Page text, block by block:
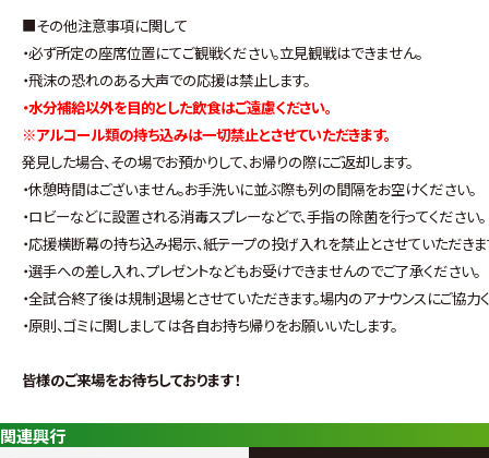
■その他注意事項に関して
・必ず所定の座席位置にてご観戦ください。立見観戦はできません。
・飛沫の恐れのある大声での応援は禁止します。
・水分補給以外を目的とした飲食はご遠慮ください。
※アルコール類の持ち込みは一切禁止とさせていただきます。
発見した場合、その場でお預かりして、お帰りの際にご返却します。
・休憩時間はございません。お手洗いに並ぶ際も列の間隔をお空けください。
・ロビーなどに設置される消毒スプレーなどで、手指の除菌を行ってください。
・応援横断幕の持ち込み掲示、紙テープの投げ入れを禁止とさせていただきま
・選手への差し入れ、プレゼントなどもお受けできませんのでご了承ください。
・全試合終了後は規制退場とさせていただきます。場内のアナウンスにご協力
・原則、ゴミに関しましては各自お持ち帰りをお願いいたします。
皆様のご来場をお待ちしております！
関連興行